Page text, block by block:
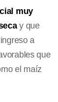
muy
y que
a
que
el maíz